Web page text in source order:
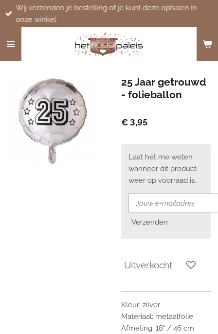
Ga
direct
de
Wij verzenden je bestelling of je kunt deze ophalen in
onze winkel
25 Jaar getrouwd
- folieballon
€ 3,95
Laat het me weten
wanneer dit product
weer op voorraad is.
Verzenden
Uitverkocht
Kleur: zilver
Materiaal: metaalfolie
Afmeting: 18" / 46 cm